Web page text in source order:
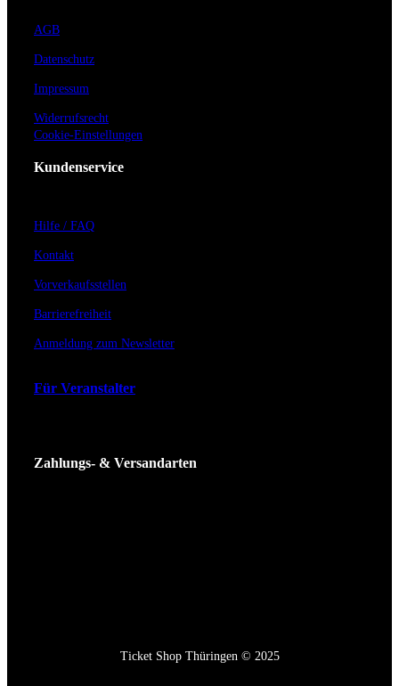
AGB
Datenschutz
Impressum
Widerrufsrecht
Cookie-Einstellungen
Kundenservice
Hilfe / FAQ
Kontakt
Vorverkaufsstellen
Barrierefreiheit
Anmeldung zum Newsletter
Für Veranstalter
Zahlungs- & Versandarten
Ticket Shop Thüringen © 2025